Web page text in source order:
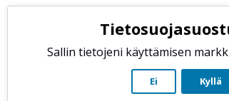
Sallin tietojeni käyttämisen
Ei Kyllä